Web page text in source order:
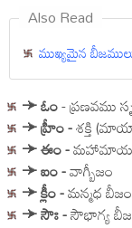
Also Read
ముఖ్యమైన
➛ఓం- ప్రణవము
➛హ్రీం-శక్తి
➛ఈం-మహామాయ
➛ఐం-వాగ్బీజం
➛క్లీం-మన్మధ బీజం
➛సౌః-సౌభాగ్య